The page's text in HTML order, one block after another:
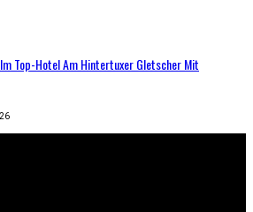
Top-Hotel Am Hintertuxer Gletscher Mit